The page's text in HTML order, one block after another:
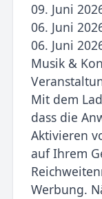
09. Juni
06. Juni
06. Juni
Musik &
Mit dem
dass die
Aktivieren
auf Ihrem
Werbung.